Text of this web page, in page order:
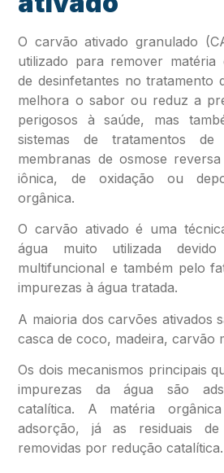
O carvão ativado granulado
utilizado para remover matéria
de desinfetantes no tratamento
melhora o sabor ou reduz a
perigosos à saúde, mas
sistemas de tratamentos
membranas de osmose
iônica, de oxidação ou
orgânica.
O carvão ativado é uma
água muito utilizada
multifuncional e também pelo
impurezas à água tratada.
A maioria dos carvões ativados
casca de coco, madeira, carvão
Os dois mecanismos principais
impurezas da água são
catalítica. A matéria
adsorção, já as residuais de
removidas por redução catalítica.